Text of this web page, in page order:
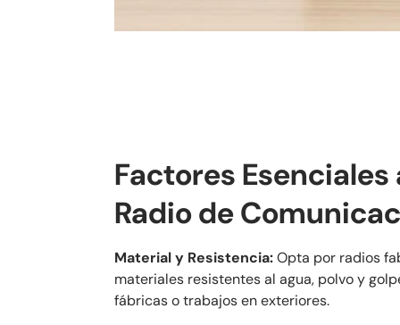
Factores Esenciales
Radio de
Material y Resistencia:Opta por radios
materiales resistentes al agua, polvo y
fábricas o trabajos en exteriores.